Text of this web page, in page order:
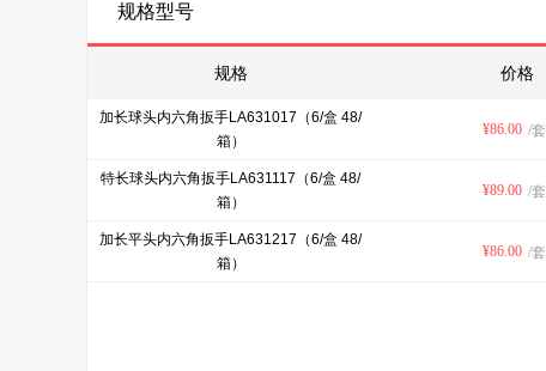
规格型号
规格 价格
加长球头内六角扳手LA631017（6/盒 48/
箱）
¥86.00 /套
特长球头内六角扳手LA631117（6/盒 48/
箱）
¥89.00 /套
加长平头内六角扳手LA631217（6/盒 48/
箱）
¥86.00 /套